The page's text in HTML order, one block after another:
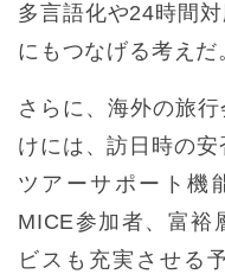
多言語化や24時間
にもつなげる考えだ
さらに、海外の旅
けには、訪日時の
ツアーサポート機
MICE参加者、富裕
ビスも充実させる